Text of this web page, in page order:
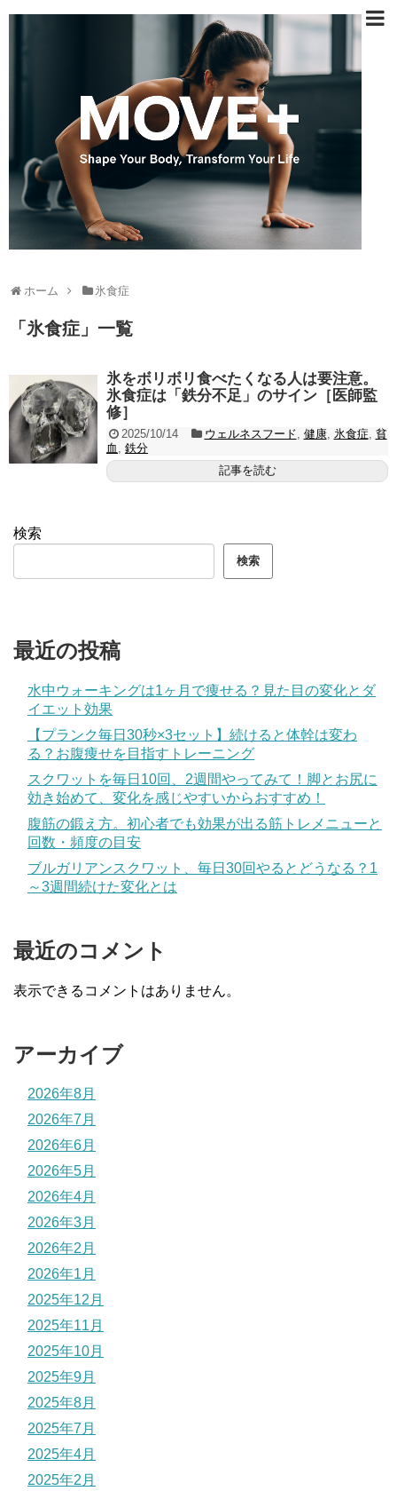
ホーム 氷食症
「 氷食症 」 一覧
氷をボリボリ食べたくなる人は要注意。
氷食症は「鉄分不足」のサイン［医師監
修］
2025/10/14 ウェルネスフード 健康, 氷食症 貧
血
鉄分
記事を読む
検索
検索
最近の投稿
水中ウォーキングは1ヶ月で痩せる？見た目の変化とダ
イエット効果
【プランク毎日30秒×3セット】続けると体幹は変わ
る？お腹痩せを目指すトレーニング
スクワットを毎日10回、2週間やってみて！脚とお尻に
効き始めて、変化を感じやすいからおすすめ！
腹筋の鍛え方。初心者でも効果が出る筋トレメニューと
回数・頻度の目安
ブルガリアンスクワット、毎日30回やるとどうなる？1
～3週間続けた変化とは
最近のコメント
表示できるコメントはありません。
アーカイブ
2026年8月
2026年7月
2026年6月
2026年5月
2026年4月
2026年3月
2026年2月
2026年1月
2025年12月
2025年11月
2025年10月
2025年9月
2025年8月
2025年7月
2025年4月
2025年2月